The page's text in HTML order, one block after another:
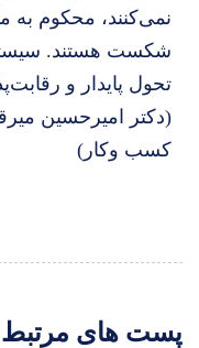
نمی‌کنند، محکوم به
شکست هستند.
تحول پایدار و
(دکتر امیرحسین
کسب وکار)
پست های